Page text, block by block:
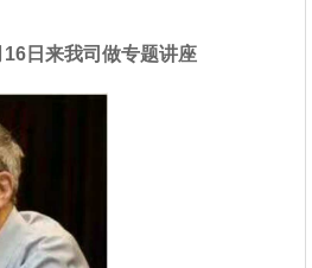
日来我司做专题讲座